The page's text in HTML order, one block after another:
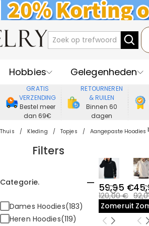
Hobbies
Gelegenheden
Recipienten
Best
Nieuwe
Juwelen
Wonen&Leven
GRATIS
VERZENDING
Bestel meer
dan 69€
RETOURNEREN
& RUILEN
Binnen 60
dagen
Thuis Kleding Topjes Aangepaste Hoodies
Filters
Categorie.
Dames Hoodies(183)
Heren Hoodies(119)
59,95 €
120,00 €